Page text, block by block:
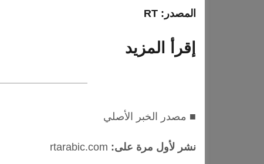
المصدر: RT
إقرأ المزيد
■ مصدر الخبر الأصلي
نشر لأول مرة على: rtarabic.com